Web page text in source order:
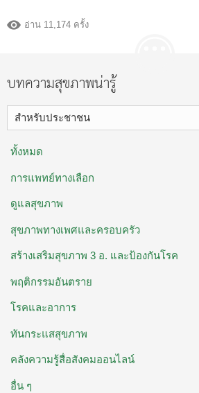
อ่าน 11,174 ครั้ง
บทความสุขภาพน่ารู้
สำหรับประชาชน
ทั้งหมด
การแพทย์ทางเลือก
ดูแลสุขภาพ
สุขภาพทางเพศและครอบครัว
สร้างเสริมสุขภาพ 3 อ. ​และป้องกันโรค
พฤติกรรมอันตราย
โรคและอาการ
ทันกระแสสุขภาพ
คลังความรู้สื่อสังคมออนไลน์
อื่น ๆ